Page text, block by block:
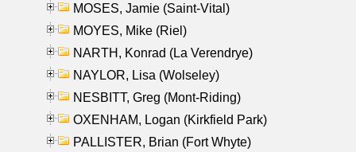
MOSES, Jamie (Saint-Vital)
MOYES, Mike (Riel)
NARTH, Konrad (La Verendrye)
NAYLOR, Lisa (Wolseley)
NESBITT, Greg (Mont-Riding)
OXENHAM, Logan (Kirkfield Park)
PALLISTER, Brian (Fort Whyte)